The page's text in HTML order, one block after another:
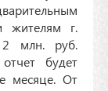
жителям г.
2 млн. руб.
будет
месяце. От